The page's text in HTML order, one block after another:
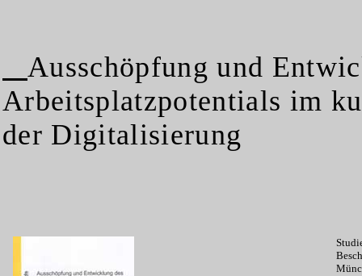
Ausschöpfung und
Arbeitsplatzpotentials im
der Digitalisierung